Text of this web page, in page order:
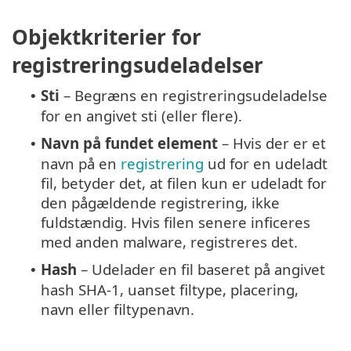
Objektkriterier for
registreringsudeladelser
• Sti – Begræns en registreringsudeladelse
for en angivet sti (eller flere).
• Navn på fundet element – Hvis der er et
navn på en registrering ud for en udeladt
fil, betyder det, at filen kun er udeladt for
den pågældende registrering, ikke
fuldstændig. Hvis filen senere inficeres
med anden malware, registreres det.
• Hash – Udelader en fil baseret på angivet
hash SHA-1, uanset filtype, placering,
navn eller filtypenavn.